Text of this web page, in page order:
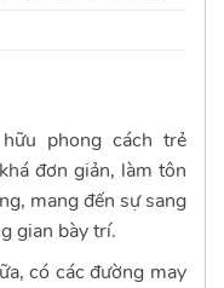
phong cách trẻ
đơn giản, làm tôn
mang đến sự sang
gian bày trí.
có các đường may